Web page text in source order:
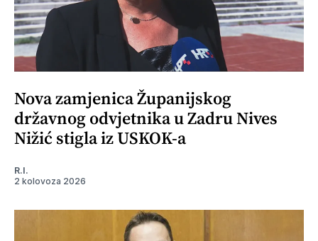
Nova zamjenica Županijskog
državnog odvjetnika u Zadru Nives
Nižić stigla iz USKOK-a
R.I.
2 kolovoza 2026